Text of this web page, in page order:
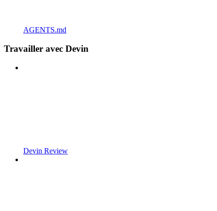
AGENTS.md
Travailler avec Devin
Devin Review